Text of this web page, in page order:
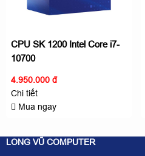
CPU SK 1200 Intel Core i7-
10700
4.950.000 đ
Chi tiết
Mua ngay
LONG VŨ COMPUTER